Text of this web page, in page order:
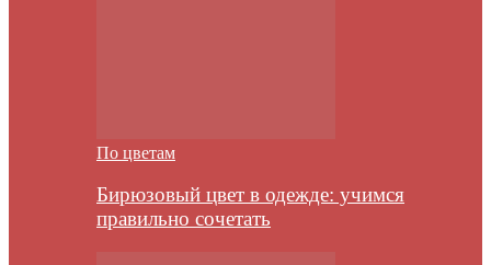
По цветам
Бирюзовый цвет в одежде: учимся
правильно сочетать